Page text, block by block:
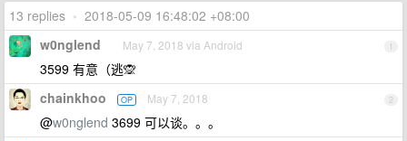
13 replies • 2018-05-09 16:48:02 +08:00
1
w0nglend May 7, 2018 via Android
3599 有意（逃🙊
2
chainkhoo OP May 7, 2018
@w0nglend 3699 可以谈。。。